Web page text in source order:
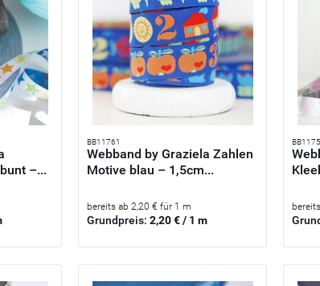
–...
BB11761
Webband by Graziela Zahlen
Motive blau – 1,5cm...
bereits ab 2,20 € für 1 m
Grundpreis:2,20 € / 1 m